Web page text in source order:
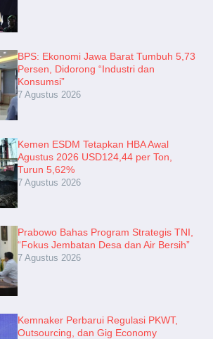
BPS: Ekonomi Jawa Barat Tumbuh 5,73
Persen, Didorong “Industri dan
Konsumsi”
7 Agustus 2026
Kemen ESDM Tetapkan HBA Awal
Agustus 2026 USD124,44 per Ton,
Turun 5,62%
7 Agustus 2026
Prabowo Bahas Program Strategis TNI,
“Fokus Jembatan Desa dan Air Bersih”
7 Agustus 2026
Kemnaker Perbarui Regulasi PKWT,
Outsourcing, dan Gig Economy